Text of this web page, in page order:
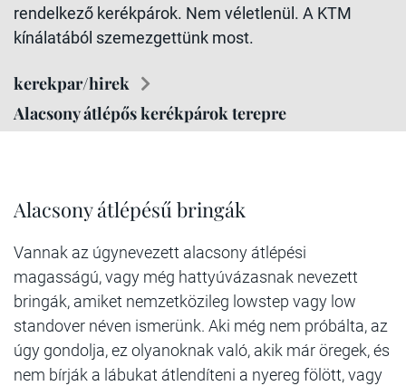
rendelkező kerékpárok. Nem véletlenül. A KTM
kínálatából szemezgettünk most.
kerekpar/hirek
Alacsony átlépős kerékpárok terepre
Alacsony átlépésű bringák
Vannak az úgynevezett alacsony átlépési
magasságú, vagy még hattyúvázasnak nevezett
bringák, amiket nemzetközileg lowstep vagy low
standover néven ismerünk. Aki még nem próbálta, az
úgy gondolja, ez olyanoknak való, akik már öregek, és
nem bírják a lábukat átlendíteni a nyereg fölött, vagy